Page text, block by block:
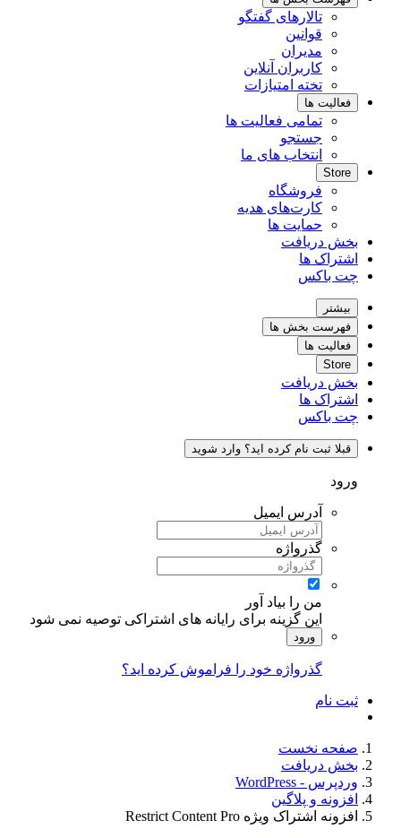
تالارهای گفتگو
قوانین
مدیران
کاربران آنلاین
تخته امتیازات
فعالیت ها
تمامی فعالیت ها
جستجو
انتخاب های ما
Store
فروشگاه
کارت‌های هدیه
حمایت ها
بخش دریافت
اشتراک ها
چت باکس
بیشتر
فهرست بخش ها
فعالیت ها
Store
بخش دریافت
اشتراک ها
چت باکس
قبلا ثبت نام کرده اید؟ وارد شوید
ورود
آدرس ایمیل
گذرواژه
من را بیاد آور
این گزینه برای رایانه های اشتراکی توصیه نمی شود
ورود
گذرواژه خود را فراموش کرده اید؟
ثبت نام
صفحه نخست
بخش دریافت
وردپرس - WordPress
افزونه و پلاگین
افزونه اشتراک ویژه Restrict Content Pro